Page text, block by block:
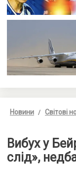
Новини Світові
Вибух у
слід»,